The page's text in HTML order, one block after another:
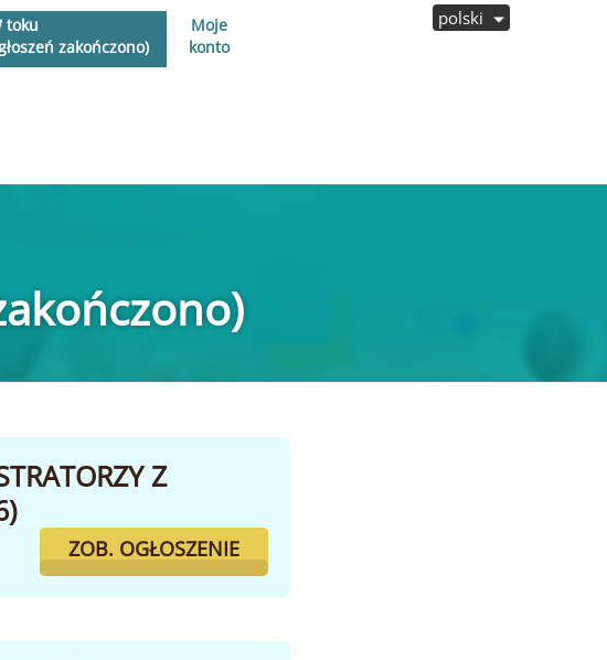
toku
zakończono)
Moje
konto
polski
Z
ZOB. OGŁOSZENIE